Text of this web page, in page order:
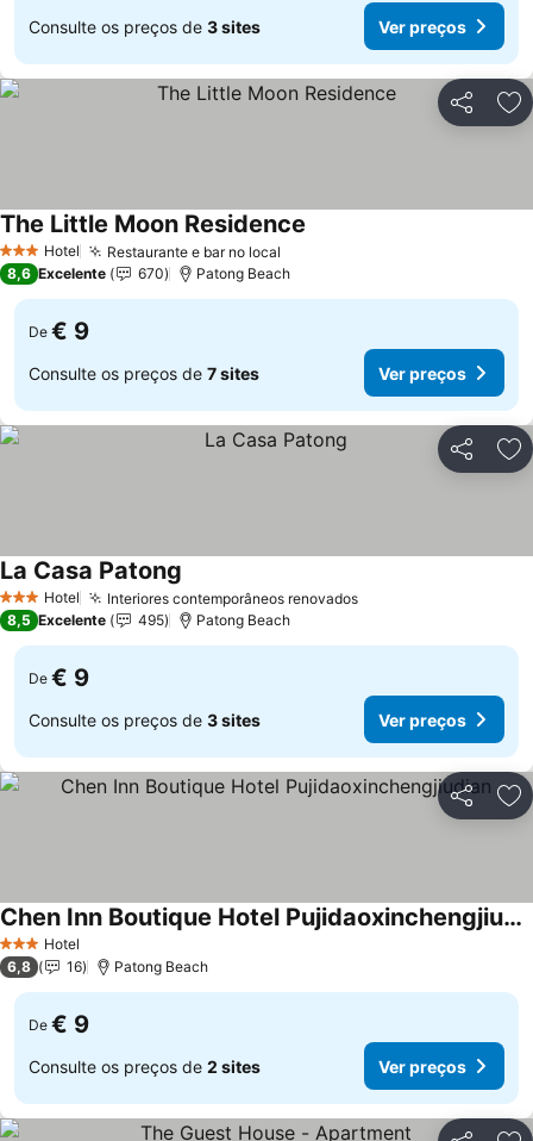
Consulte os preços de 3 sites Ver preços
Partilhar
3 EstrelasHotel Restaurante e bar no local
The Little Moon Residence
8,6 Excelente 670 Patong Beach
De € 9
Consulte os preços de 7 sites Ver preços
Partilhar
3 EstrelasHotel Interiores contemporâneos renovados
La Casa Patong
8,5 Excelente 495 Patong Beach
De € 9
Consulte os preços de 3 sites Ver preços
Partilhar
3 EstrelasHotel
Chen Inn Boutique Hotel Pujidaoxinchengjiudian
6,8 16 Patong Beach
De € 9
Consulte os preços de 2 sites Ver preços